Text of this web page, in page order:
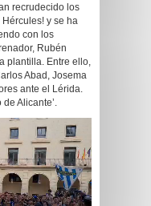
recrudecido los
y se ha
con los
Rubén
plantilla. Entre ello,
Abad, Josema
ante el Lérida.
Alicante’.